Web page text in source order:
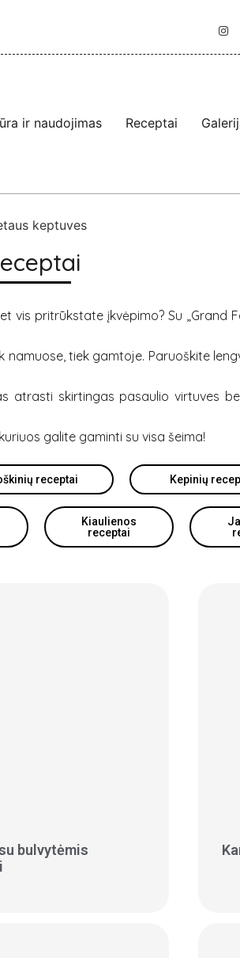
ir naudojimas Receptai
pritrūkstate įkvėpimo? Su „Grand
tiek gamtoje. Paruoškite
atrasti skirtingas pasaulio virtuves
galite gaminti su visa šeima!
receptai Kepinių
Kiaulienos
receptai
bulvytėmis